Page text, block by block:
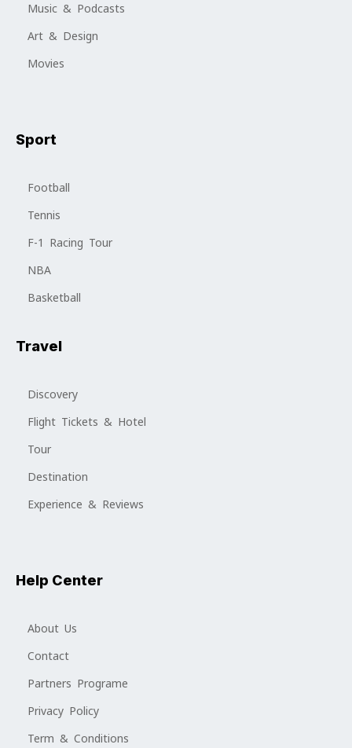
Music & Podcasts
Art & Design
Movies
Sport
Football
Tennis
F-1 Racing Tour
NBA
Basketball
Travel
Discovery
Flight Tickets & Hotel
Tour
Destination
Experience & Reviews
Help Center
About Us
Contact
Partners Programe
Privacy Policy
Term & Conditions